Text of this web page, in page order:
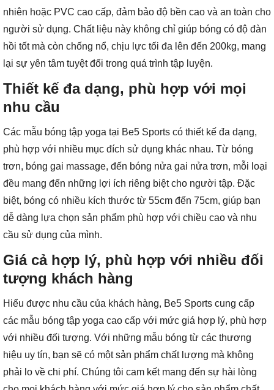
nhiên hoặc PVC cao cấp, đảm bảo độ bền cao và an toàn cho
người sử dụng. Chất liệu này không chỉ giúp bóng có độ đàn
hồi tốt mà còn chống nổ, chịu lực tối đa lên đến 200kg, mang
lại sự yên tâm tuyệt đối trong quá trình tập luyện.
Thiết kế đa dạng, phù hợp với mọi
nhu cầu
Các mẫu bóng tập yoga tại Be5 Sports có thiết kế đa dạng,
phù hợp với nhiều mục đích sử dụng khác nhau. Từ bóng
trơn, bóng gai massage, đến bóng nửa gai nửa trơn, mỗi loại
đều mang đến những lợi ích riêng biệt cho người tập. Đặc
biệt, bóng có nhiều kích thước từ 55cm đến 75cm, giúp bạn
dễ dàng lựa chọn sản phẩm phù hợp với chiều cao và nhu
cầu sử dụng của mình.
Giá cả hợp lý, phù hợp với nhiều đối
tượng khách hàng
Hiểu được nhu cầu của khách hàng, Be5 Sports cung cấp
các mẫu bóng tập yoga cao cấp với mức giá hợp lý, phù hợp
với nhiều đối tượng. Với những mẫu bóng từ các thương
hiệu uy tín, bạn sẽ có một sản phẩm chất lượng mà không
phải lo về chi phí. Chúng tôi cam kết mang đến sự hài lòng